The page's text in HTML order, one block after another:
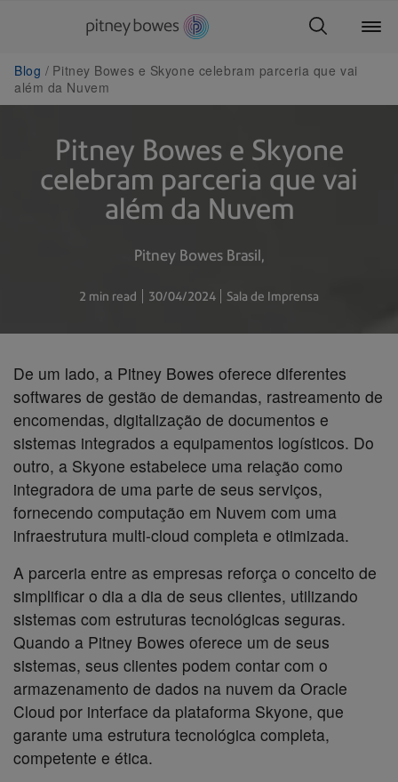
Blog
Pitney Bowes e Skyone celebram parceria que vai
além da Nuvem
Pitney Bowes e Skyone
celebram parceria que vai
além da Nuvem
Pitney Bowes Brasil
2 min read 30/04/2024 Sala de Imprensa
De um lado, a Pitney Bowes oferece diferentes
softwares de gestão de demandas, rastreamento de
encomendas, digitalização de documentos e
sistemas integrados a equipamentos logísticos. Do
outro, a Skyone estabelece uma relação como
integradora de uma parte de seus serviços,
fornecendo computação em Nuvem com uma
infraestrutura multi-cloud completa e otimizada.
A parceria entre as empresas reforça o conceito de
simplificar o dia a dia de seus clientes, utilizando
sistemas com estruturas tecnológicas seguras.
Quando a Pitney Bowes oferece um de seus
sistemas, seus clientes podem contar com o
armazenamento de dados na nuvem da Oracle
Cloud por interface da plataforma Skyone, que
garante uma estrutura tecnológica completa,
competente e ética.